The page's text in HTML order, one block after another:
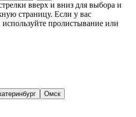
вверх и вниз для выбора и
страницу. Если у вас
используйте пролистывание или
Омск